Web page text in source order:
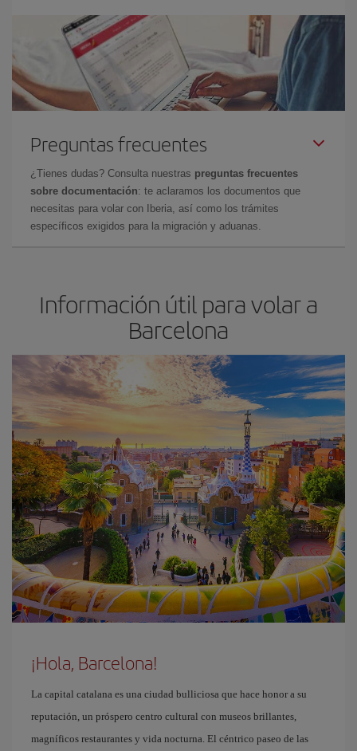
Preguntas frecuentes
¿Tienes dudas? Consulta nuestras preguntas frecuentes
sobre documentación: te aclaramos los documentos que
necesitas para volar con Iberia, así como los trámites
específicos exigidos para la migración y aduanas.
Información útil para volar a
Barcelona
¡Hola, Barcelona!
La capital catalana es una ciudad bulliciosa que hace honor a su
reputación, un próspero centro cultural con museos brillantes,
magníficos restaurantes y vida nocturna. El céntrico paseo de las